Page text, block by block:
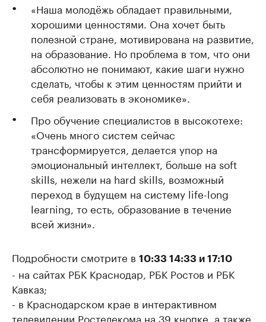
«Наша молодёжь обладает правильными,
хорошими ценностями. Она хочет быть
полезной стране, мотивирована на развитие,
на образование. Но проблема в том, что они
абсолютно не понимают, какие шаги нужно
сделать, чтобы к этим ценностям прийти и
себя реализовать в экономике».
Про обучение специалистов в высокотехе:
«Очень много систем сейчас
трансформируется, делается упор на
эмоциональный интеллект, больше на soft
skills, нежели на hard skills, возможный
переход в будущем на систему life-long
learning, то есть, образование в течение
всей жизни».
Подробности смотрите в 10:33 14:33 и 17:10
- на сайтах РБК Краснодар, РБК Ростов и РБК
Кавказ;
- в Краснодарском крае в интерактивном
телевидении Ростелекома на 39 кнопке, а также